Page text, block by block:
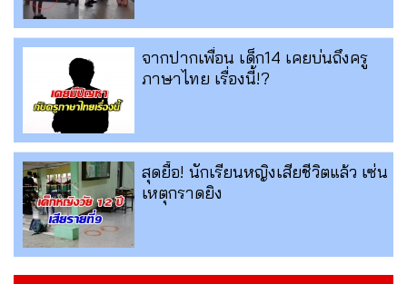
จากปากเพื่อน เด็ก14 เคยบ่นถึงครู
ภาษาไทย เรื่องนี้!?
สุดยื้อ! นักเรียนหญิงเสียชีวิตแล้ว เซ่น
เหตุกราดยิง